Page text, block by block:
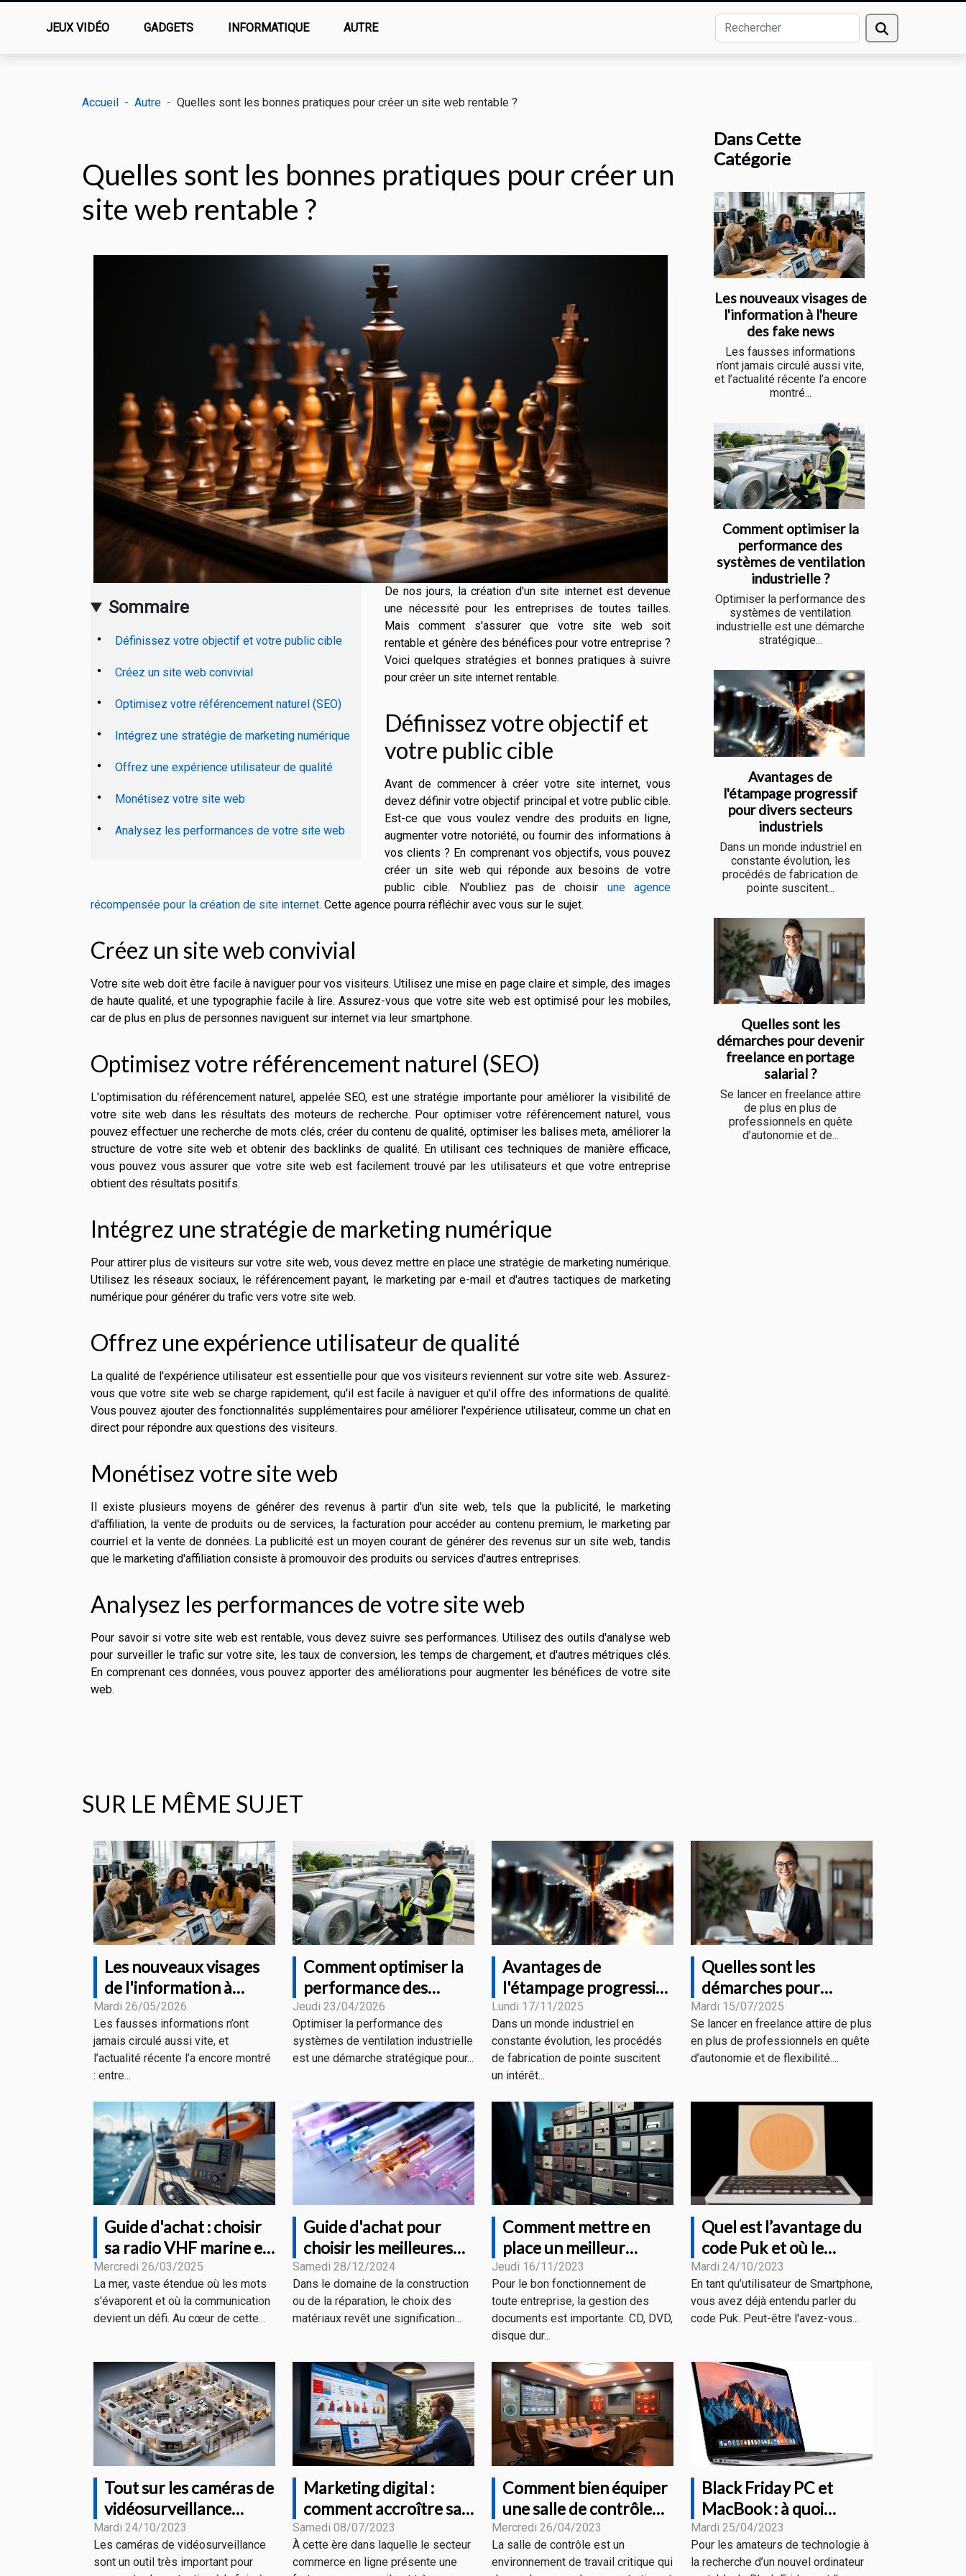
JEUX VIDÉO GADGETS INFORMATIQUE AUTRE
Accueil Autre Quelles sont les bonnes pratiques pour créer un site web rentable ?
Quelles sont les bonnes pratiques pour créer un
site web rentable ?
Sommaire
Définissez votre objectif et votre public cible
Créez un site web convivial
Optimisez votre référencement naturel (SEO)
Intégrez une stratégie de marketing numérique
Offrez une expérience utilisateur de qualité
Monétisez votre site web
Analysez les performances de votre site web
De nos jours, la création d'un site internet est devenue
une nécessité pour les entreprises de toutes tailles.
Mais comment s'assurer que votre site web soit
rentable et génère des bénéfices pour votre entreprise ?
Voici quelques stratégies et bonnes pratiques à suivre
pour créer un site internet rentable.
Définissez votre objectif et
votre public cible
Avant de commencer à créer votre site internet, vous
devez définir votre objectif principal et votre public cible.
Est-ce que vous voulez vendre des produits en ligne,
augmenter votre notoriété, ou fournir des informations à
vos clients ? En comprenant vos objectifs, vous pouvez
créer un site web qui réponde aux besoins de votre
public cible. N'oubliez pas de choisir une agence
récompensée pour la création de site internet. Cette agence pourra réfléchir avec vous sur le sujet.
Créez un site web convivial
Votre site web doit être facile à naviguer pour vos visiteurs. Utilisez une mise en page claire et simple, des images
de haute qualité, et une typographie facile à lire. Assurez-vous que votre site web est optimisé pour les mobiles,
car de plus en plus de personnes naviguent sur internet via leur smartphone.
Optimisez votre référencement naturel (SEO)
L'optimisation du référencement naturel, appelée SEO, est une stratégie importante pour améliorer la visibilité de
votre site web dans les résultats des moteurs de recherche. Pour optimiser votre référencement naturel, vous
pouvez effectuer une recherche de mots clés, créer du contenu de qualité, optimiser les balises meta, améliorer la
structure de votre site web et obtenir des backlinks de qualité. En utilisant ces techniques de manière efficace,
vous pouvez vous assurer que votre site web est facilement trouvé par les utilisateurs et que votre entreprise
obtient des résultats positifs.
Intégrez une stratégie de marketing numérique
Pour attirer plus de visiteurs sur votre site web, vous devez mettre en place une stratégie de marketing numérique.
Utilisez les réseaux sociaux, le référencement payant, le marketing par e-mail et d'autres tactiques de marketing
numérique pour générer du trafic vers votre site web.
Offrez une expérience utilisateur de qualité
La qualité de l'expérience utilisateur est essentielle pour que vos visiteurs reviennent sur votre site web. Assurez-
vous que votre site web se charge rapidement, qu'il est facile à naviguer et qu'il offre des informations de qualité.
Vous pouvez ajouter des fonctionnalités supplémentaires pour améliorer l'expérience utilisateur, comme un chat en
direct pour répondre aux questions des visiteurs.
Monétisez votre site web
Il existe plusieurs moyens de générer des revenus à partir d'un site web, tels que la publicité, le marketing
d'affiliation, la vente de produits ou de services, la facturation pour accéder au contenu premium, le marketing par
courriel et la vente de données. La publicité est un moyen courant de générer des revenus sur un site web, tandis
que le marketing d'affiliation consiste à promouvoir des produits ou services d'autres entreprises.
Analysez les performances de votre site web
Pour savoir si votre site web est rentable, vous devez suivre ses performances. Utilisez des outils d'analyse web
pour surveiller le trafic sur votre site, les taux de conversion, les temps de chargement, et d'autres métriques clés.
En comprenant ces données, vous pouvez apporter des améliorations pour augmenter les bénéfices de votre site
web.
Dans Cette
Catégorie
Les nouveaux visages de
l'information à l'heure
des fake news
Les fausses informations
n’ont jamais circulé aussi vite,
et l’actualité récente l’a encore
montré...
Comment optimiser la
performance des
systèmes de ventilation
industrielle ?
Optimiser la performance des
systèmes de ventilation
industrielle est une démarche
stratégique...
Avantages de
l'étampage progressif
pour divers secteurs
industriels
Dans un monde industriel en
constante évolution, les
procédés de fabrication de
pointe suscitent...
Quelles sont les
démarches pour devenir
freelance en portage
salarial ?
Se lancer en freelance attire
de plus en plus de
professionnels en quête
d’autonomie et de...
SUR LE MÊME SUJET
Les nouveaux visages
de l'information à
l'heure des fake news
Mardi 26/05/2026
Les fausses informations n’ont
jamais circulé aussi vite, et
l’actualité récente l’a encore montré
: entre...
Comment optimiser la
performance des
systèmes de ventilation
industrielle ?
Jeudi 23/04/2026
Optimiser la performance des
systèmes de ventilation industrielle
est une démarche stratégique pour...
Avantages de
l'étampage progressif
pour divers secteurs
industriels
Lundi 17/11/2025
Dans un monde industriel en
constante évolution, les procédés
de fabrication de pointe suscitent
un intérêt...
Quelles sont les
démarches pour
devenir freelance en
portage salarial ?
Mardi 15/07/2025
Se lancer en freelance attire de plus
en plus de professionnels en quête
d’autonomie et de flexibilité....
Guide d'achat : choisir
sa radio VHF marine en
fonction de ses besoins
Mercredi 26/03/2025
La mer, vaste étendue où les mots
s'évaporent et où la communication
devient un défi. Au cœur de cette...
Guide d'achat pour
choisir les meilleures
aiguilles en fibre de
verre et recharges
Samedi 28/12/2024
Dans le domaine de la construction
ou de la réparation, le choix des
matériaux revêt une signification...
Comment mettre en
place un meilleur
système d'archivage
électronique ?
Jeudi 16/11/2023
Pour le bon fonctionnement de
toute entreprise, la gestion des
documents est importante. CD, DVD,
disque dur...
Quel est l’avantage du
code Puk et où le
trouver ?
Mardi 24/10/2023
En tant qu’utilisateur de Smartphone,
vous avez déjà entendu parler du
code Puk. Peut-être l'avez-vous...
Tout sur les caméras de
vidéosurveillance
connectées
Mardi 24/10/2023
Les caméras de vidéosurveillance
sont un outil très important pour
Marketing digital :
comment accroître sa
visibilité grâce aux
différentes stratégies ?
Samedi 08/07/2023
À cette ère dans laquelle le secteur
commerce en ligne présente une
Comment bien équiper
une salle de contrôle
pour un bon
rendement ?
Mercredi 26/04/2023
La salle de contrôle est un
environnement de travail critique qui
Black Friday PC et
MacBook : à quoi
s’attendre comme
promotions ?
Mardi 25/04/2023
Pour les amateurs de technologie à
la recherche d’un nouvel ordinateur